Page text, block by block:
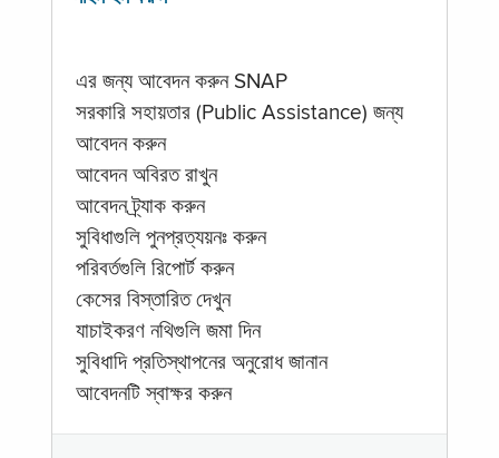
এর জন্য আবেদন করুন SNAP
সরকারি সহায়তার (Public Assistance) জন্য
আবেদন করুন
আবেদন অবিরত রাখুন
আবেদন ট্র্যাক করুন
সুবিধাগুলি পুনপ্রত্যয়নঃ করুন
পরিবর্তগুলি রিপোর্ট করুন
কেসের বিস্তারিত দেখুন
যাচাইকরণ নথিগুলি জমা দিন
সুবিধাদি প্রতিস্থাপনের অনুরোধ জানান
আবেদনটি স্বাক্ষর করুন